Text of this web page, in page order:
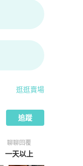
逛逛賣場
追蹤
聊聊回覆
一天以上